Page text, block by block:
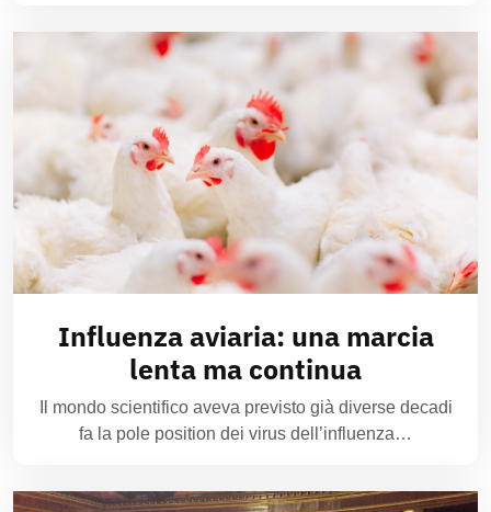
Influenza aviaria: una marcia
lenta ma continua
Il mondo scientifico aveva previsto già diverse decadi
fa la pole position dei virus dell’influenza…